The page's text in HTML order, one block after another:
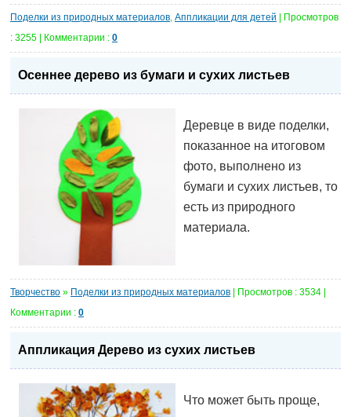
Поделки из природных материалов, Аппликации для детей | Просмотров
: 3255 | Комментарии : 0
Осеннее дерево из бумаги и сухих листьев
Деревце в виде поделки,
показанное на итоговом
фото, выполнено из
бумаги и сухих листьев, то
есть из природного
материала.
Творчество » Поделки из природных материалов | Просмотров : 3534 |
Комментарии : 0
Аппликация Дерево из сухих листьев
Что может быть проще,